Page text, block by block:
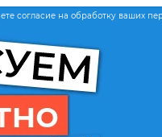
согласие на обработку ваших